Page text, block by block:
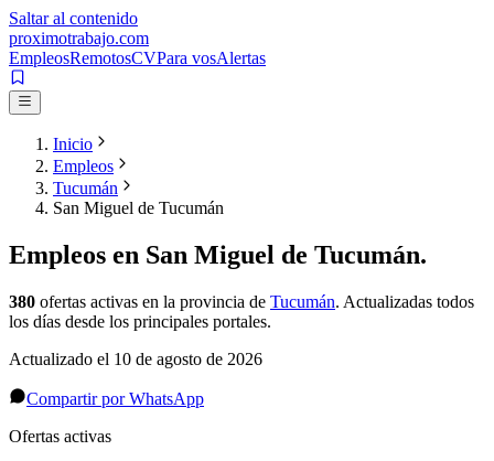
Saltar al contenido
proximotrabajo.com
EmpleosRemotosCVPara vosAlertas
Inicio
Empleos
Tucumán
San Miguel de Tucumán
Empleos en San Miguel de Tucumán.
380 ofertas activas en la provincia de Tucumán. Actualizadas todos
los días desde los principales portales.
Actualizado el 10 de agosto de 2026
Compartir por WhatsApp
Ofertas activas